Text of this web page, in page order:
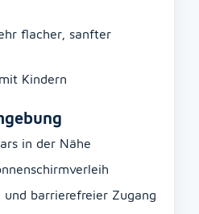
flacher, sanfter
Kindern
in der Nähe
und barrierefreier Zugang